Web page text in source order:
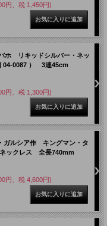
円、税 1,450円)
リキッドシルバー・ネッ
04-0087 ） 3連45cm
円、税 1,300円)
ルシア作 キングマン・タ
ックレス 全長740mm
円、税 4,600円)